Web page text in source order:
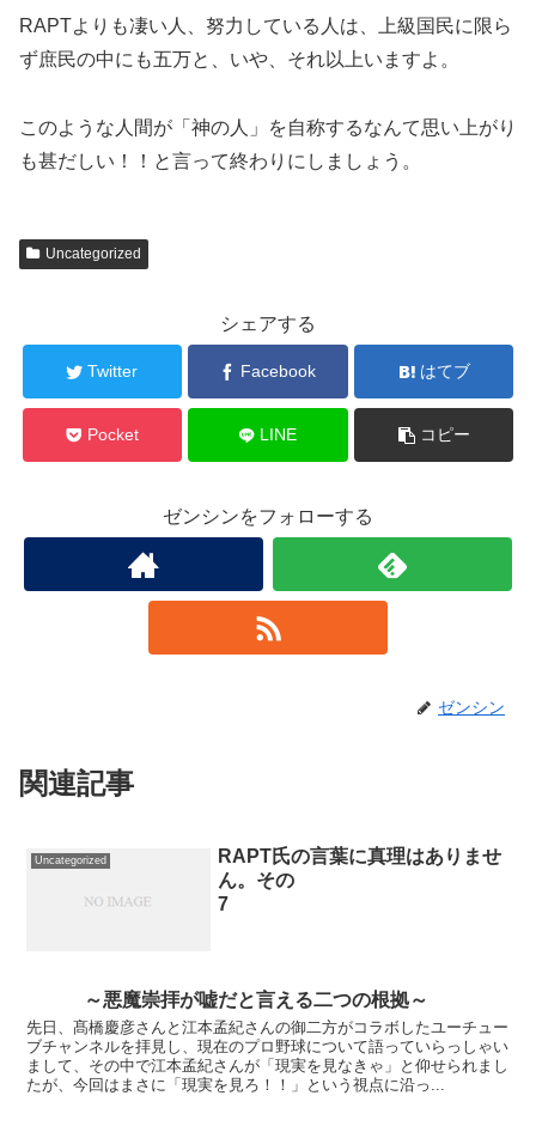
RAPTよりも凄い人、努力している人は、上級国民に限ら
ず庶民の中にも五万と、いや、それ以上いますよ。
このような人間が「神の人」を自称するなんて思い上がり
も甚だしい！！と言って終わりにしましょう。
Uncategorized
シェアする
Twitter Facebook はてブ
Pocket LINE コピー
ゼンシンをフォローする
ゼンシン
関連記事
Uncategorized
RAPT氏の言葉に真理はありませ
ん。その
7
～悪魔崇拝が嘘だと言える二つの根拠～
先日、髙橋慶彦さんと江本孟紀さんの御二方がコラボしたユーチュー
ブチャンネルを拝見し、現在のプロ野球について語っていらっしゃい
まして、その中で江本孟紀さんが「現実を見なきゃ」と仰せられまし
たが、今回はまさに「現実を見ろ！！」という視点に沿っ...